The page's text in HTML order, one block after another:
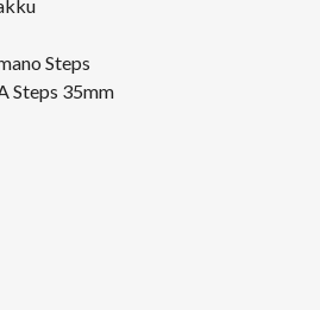
Steps
Steps 35mm